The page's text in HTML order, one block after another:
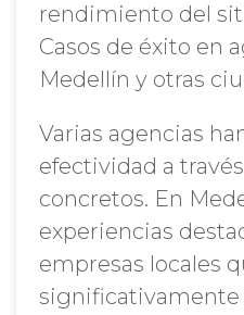
rendimiento del
Casos de éxito en
Medellín y otras
Varias agencias
efectividad a
concretos. En
experiencias
empresas locales
significativamente